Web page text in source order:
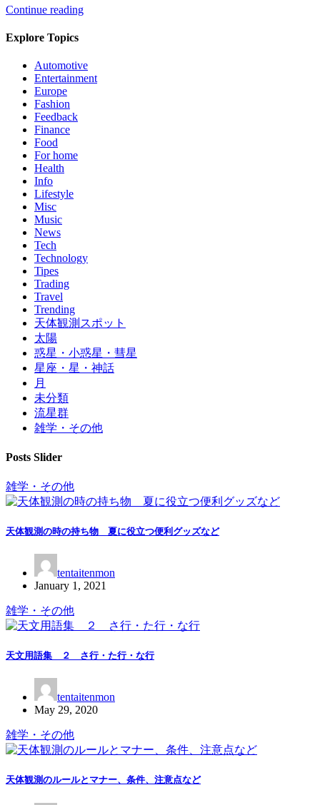
Continue reading
Explore Topics
Automotive
Entertainment
Europe
Fashion
Feedback
Finance
Food
For home
Health
Info
Lifestyle
Misc
Music
News
Tech
Technology
Tipes
Trading
Travel
Trending
天体観測スポット
太陽
惑星・小惑星・彗星
星座・星・神話
月
未分類
流星群
雑学・その他
Posts Slider
雑学・その他
天体観測の時の持ち物 夏に役立つ便利グッズなど
tentaitenmon
January 1, 2021
雑学・その他
天文用語集 ２ さ行・た行・な行
tentaitenmon
May 29, 2020
雑学・その他
天体観測のルールとマナー、条件、注意点など